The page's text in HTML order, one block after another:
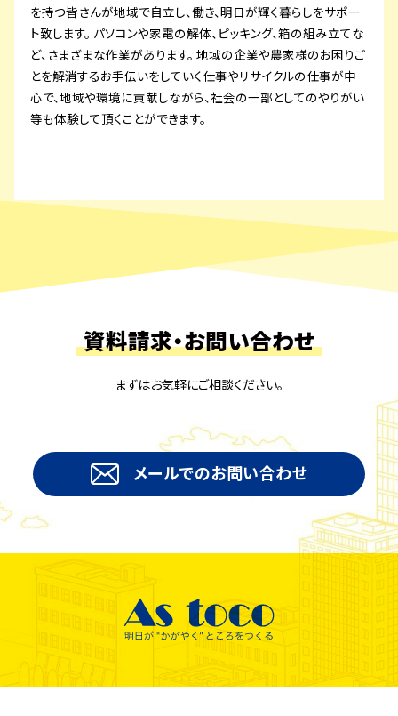
を持つ皆さんが地域で自立し、働き、明日が輝く暮らしをサポー
ト致します。 パソコンや家電の解体、ピッキング、箱の組み立てな
ど、さまざまな作業があります。 地域の企業や農家様のお困りご
とを解消するお手伝いをしていく仕事やリサイクルの仕事が中
心で、地域や環境に貢献しながら、社会の一部としてのやりがい
等も体験して頂くことができます。
資料請求・お問い合わせ
まずはお気軽にご相談ください。
メールでのお問い合わせ